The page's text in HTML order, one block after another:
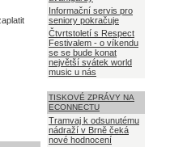
Informační servis pro
seniory pokračuje
Čtvrtstoletí s Respect
Festivalem - o víkendu
se se bude konat
největší svátek world
music u nás
TISKOVÉ ZPRÁVY NA
ECONNECTU
Tramvaj k odsunutému
nádraží v Brně čeká
nové hodnocení